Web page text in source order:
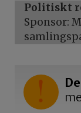
Politiskt
Sponsor: